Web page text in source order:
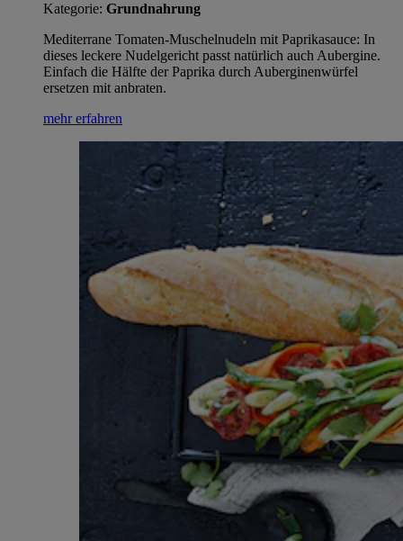
Kategorie: Grundnahrung
Mediterrane Tomaten-Muschelnudeln mit Paprikasauce: In
dieses leckere Nudelgericht passt natürlich auch Aubergine.
Einfach die Hälfte der Paprika durch Auberginenwürfel
ersetzen mit anbraten.
mehr erfahren